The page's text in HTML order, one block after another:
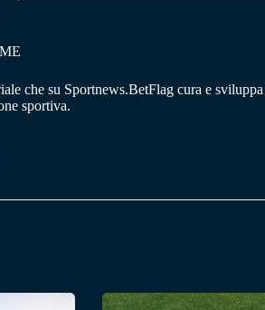
che su Sportnews.BetFlag cura e sviluppa
sportiva.